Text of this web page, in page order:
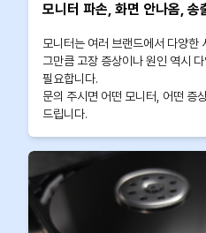
모니터 파손, 화면 안나옴, 송
모니터는 여러 브랜드에서 다양한
그만큼 고장 증상이나 원인 역시
필요합니다.
문의 주시면 어떤 모니터, 어떤 증
드립니다.